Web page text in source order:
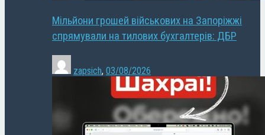
Мільйони грошей військових на Запоріжжі
спрямували на тилових бухгалтерів: ДБР
zapsich, 03/08/2026